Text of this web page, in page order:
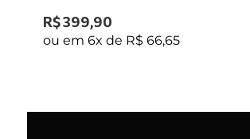
R$399,90
ou em 6x de R$ 66,65